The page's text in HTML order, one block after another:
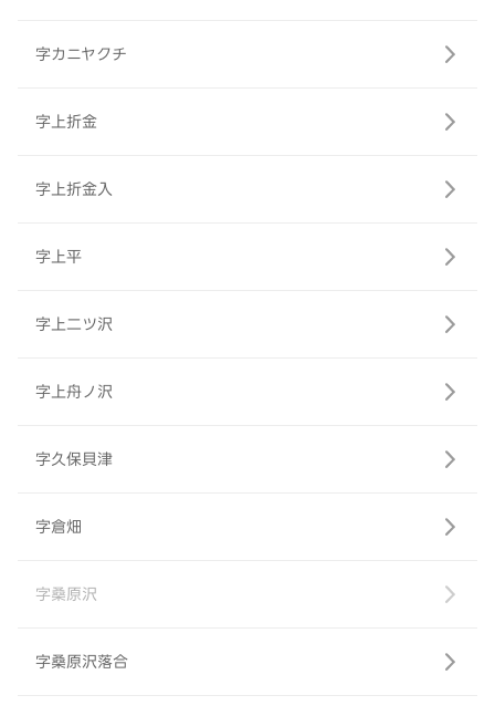
字カニヤクチ
字上折金
字上折金入
字上平
字上二ツ沢
字上舟ノ沢
字久保貝津
字倉畑
字桑原沢
字桑原沢落合